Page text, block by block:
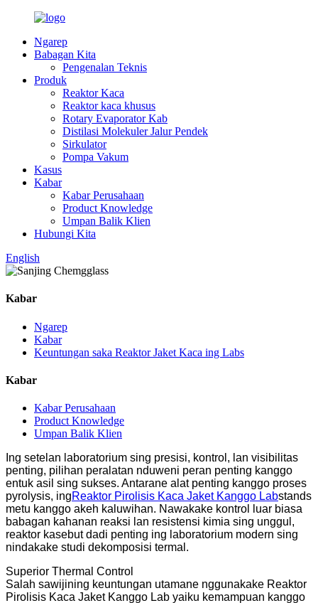
Ngarep
Babagan Kita
Pengenalan Teknis
Produk
Reaktor Kaca
Reaktor kaca khusus
Rotary Evaporator Kab
Distilasi Molekuler Jalur Pendek
Sirkulator
Pompa Vakum
Kasus
Kabar
Kabar Perusahaan
Product Knowledge
Umpan Balik Klien
Hubungi Kita
English
Kabar
Ngarep
Kabar
Keuntungan saka Reaktor Jaket Kaca ing Labs
Kabar
Kabar Perusahaan
Product Knowledge
Umpan Balik Klien
Ing setelan laboratorium sing presisi, kontrol, lan visibilitas
penting, pilihan peralatan nduweni peran penting kanggo
entuk asil sing sukses. Antarane alat penting kanggo proses
pyrolysis, ingReaktor Pirolisis Kaca Jaket Kanggo Labstands
metu kanggo akeh kaluwihan. Nawakake kontrol luar biasa
babagan kahanan reaksi lan resistensi kimia sing unggul,
reaktor kasebut dadi penting ing laboratorium modern sing
nindakake studi dekomposisi termal.
Superior Thermal Control
Salah sawijining keuntungan utamane nggunakake Reaktor
Pirolisis Kaca Jaket Kanggo Lab yaiku kemampuan kanggo